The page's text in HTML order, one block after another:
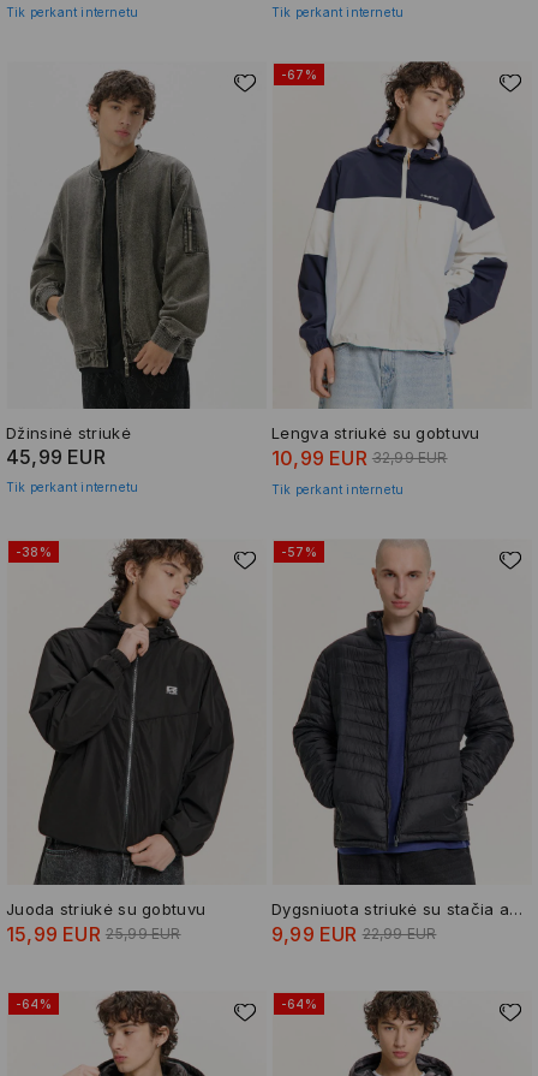
Tik perkant internetu Tik perkant internetu
Džinsinė striukė
45,99 EUR
Tik perkant internetu
-67%
Lengva striukė su gobtuvu
10,99 EUR 32,99 EUR
Tik perkant internetu
-38%
Juoda striukė su gobtuvu
15,99 EUR 25,99 EUR
-57%
Dygsniuota striukė su stačia apykakle
9,99 EUR 22,99 EUR
-64% -64%